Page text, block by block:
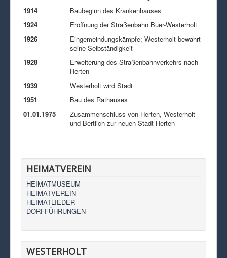
1914
Baubeginn des Krankenhauses
1924
Eröffnung der Straßenbahn Buer-Westerholt
1926
Eingemeindungskämpfe; Westerholt bewahrt
seine Selbständigkeit
1928
Erweiterung des Straßenbahnverkehrs nach
Herten
1939
Westerholt wird Stadt
1951
Bau des Rathauses
01.01.1975
Zusammenschluss von Herten, Westerholt
und Bertlich zur neuen Stadt Herten
HEIMATVEREIN
HEIMATMUSEUM
HEIMATVEREIN
HEIMATLIEDER
DORFFÜHRUNGEN
WESTERHOLT